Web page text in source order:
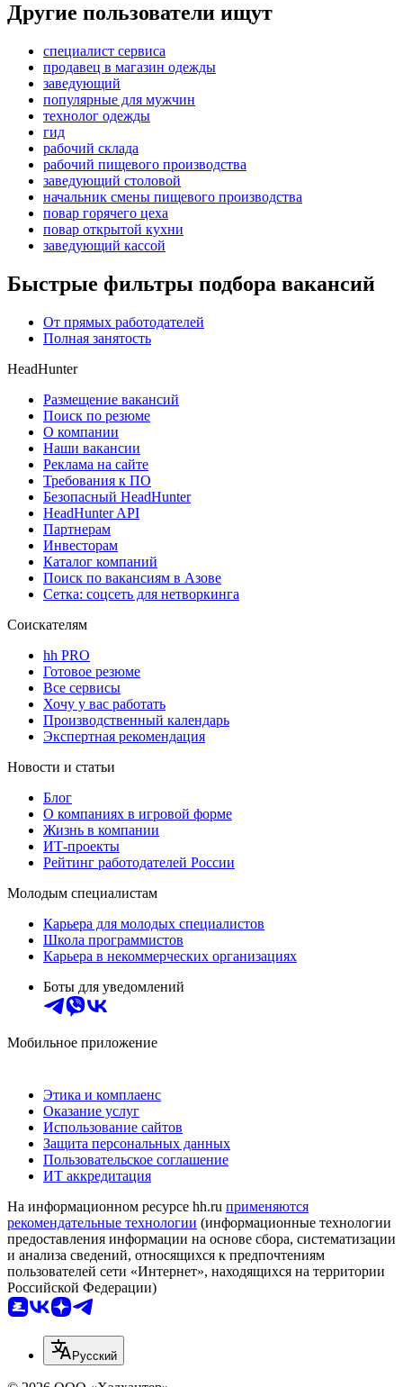
Другие пользователи ищут
специалист сервиса
продавец в магазин одежды
заведующий
популярные для мужчин
технолог одежды
гид
рабочий склада
рабочий пищевого производства
заведующий столовой
начальник смены пищевого производства
повар горячего цеха
повар открытой кухни
заведующий кассой
Быстрые фильтры подбора вакансий
От прямых работодателей
Полная занятость
HeadHunter
Размещение вакансий
Поиск по резюме
О компании
Наши вакансии
Реклама на сайте
Требования к ПО
Безопасный HeadHunter
HeadHunter API
Партнерам
Инвесторам
Каталог компаний
Поиск по вакансиям в Азове
Сетка: соцсеть для нетворкинга
Соискателям
hh PRO
Готовое резюме
Все сервисы
Хочу у вас работать
Производственный календарь
Экспертная рекомендация
Новости и статьи
Блог
О компаниях в игровой форме
Жизнь в компании
ИТ-проекты
Рейтинг работодателей России
Молодым специалистам
Карьера для молодых специалистов
Школа программистов
Карьера в некоммерческих организациях
Боты для уведомлений
Мобильное приложение
Этика и комплаенс
Оказание услуг
Использование сайтов
Защита персональных данных
Пользовательское соглашение
ИТ аккредитация
На информационном ресурсе hh.ru применяются
рекомендательные технологии (информационные технологии
предоставления информации на основе сбора, систематизации
и анализа сведений, относящихся к предпочтениям
пользователей сети «Интернет», находящихся на территории
Российской Федерации)
Русский